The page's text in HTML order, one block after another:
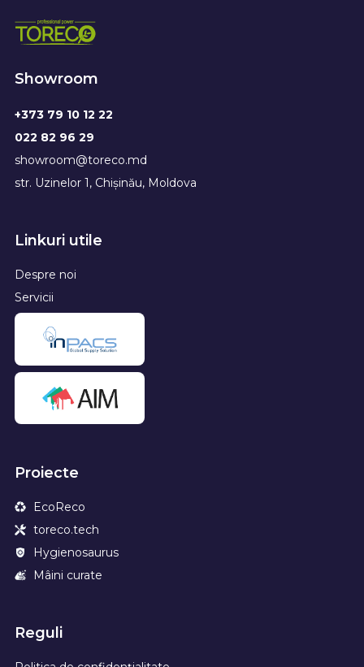
Showroom
+373 79 10 12 22
022 82 96 29
showroom@toreco.md
str. Uzinelor 1, Chișinău, Moldova
Linkuri utile
Despre noi
Servicii
Proiecte
EcoReco
toreco.tech
Hygienosaurus
Mâini curate
Reguli